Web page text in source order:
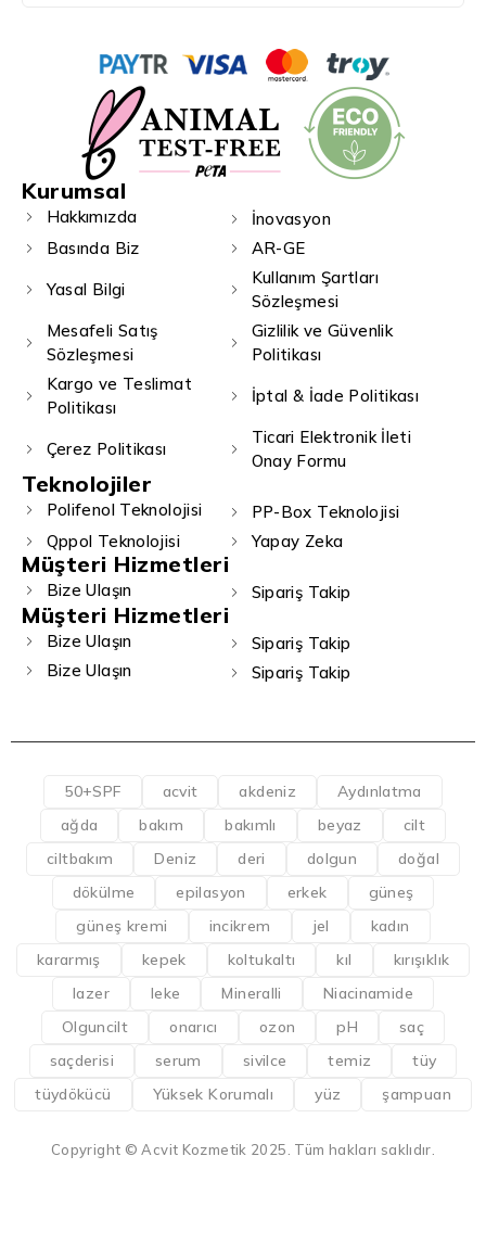
Kurumsal
Hakkımızda
İnovasyon
Basında Biz
AR-GE
Yasal Bilgi
Kullanım Şartları
Sözleşmesi
Mesafeli Satış
Sözleşmesi
Gizlilik ve Güvenlik
Politikası
Kargo ve Teslimat
Politikası
İptal & İade Politikası
Çerez Politikası
Ticari Elektronik İleti
Onay Formu
Teknolojiler
Polifenol Teknolojisi
PP-Box Teknolojisi
Qppol Teknolojisi
Yapay Zeka
Müşteri Hizmetleri
Bize Ulaşın Sipariş Takip
Müşteri Hizmetleri
Bize Ulaşın
Sipariş Takip
Bize Ulaşın
Sipariş Takip
50+SPF acvit akdeniz
Aydınlatma
ağda
bakım bakımlı beyaz
cilt
ciltbakım
Deniz deri dolgun
doğal
dökülme
epilasyon erkek
güneş
güneş kremi
incikrem jel
kadın
kararmış
kepek koltukaltı kıl
kırışıklık
lazer
leke Mineralli
Niacinamide
Olguncilt
onarıcı ozon pH
saç
saçderisi
serum sivilce temiz
tüy
tüydökücü
Yüksek Korumalı yüz şampuan
Copyright © Acvit Kozmetik 2025. Tüm hakları saklıdır.